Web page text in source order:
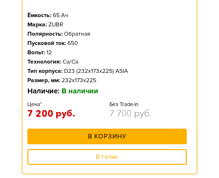
Ёмкость: 65 Ач
Марка: ZUBR
Полярность: Обратная
Пусковой ток: 650
Вольт: 12
Технология: Ca/Ca
Тип корпуса: D23 (232x173x225) ASIA
Размер, мм: 232x173x225
Наличие: В наличии
Цена*
7 200 руб.
Без Trade-in
7 700 руб.
В КОРЗИНУ
В 1 клик